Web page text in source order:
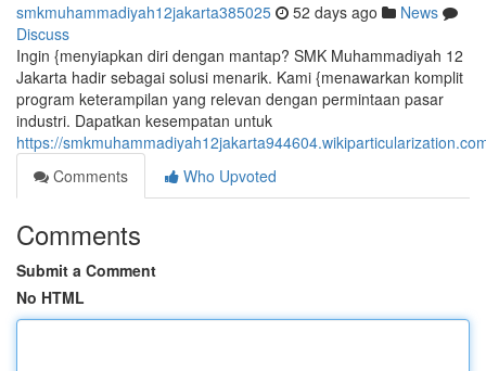
smkmuhammadiyah12jakarta385025 52 days ago
News
Discuss
Ingin {menyiapkan diri dengan mantap? SMK Muhammadiyah 12
Jakarta hadir sebagai solusi menarik. Kami {menawarkan komplit
program keterampilan yang relevan dengan permintaan pasar
industri. Dapatkan kesempatan untuk
https://
Comments
Who Upvoted
Comments
Submit a Comment
No HTML